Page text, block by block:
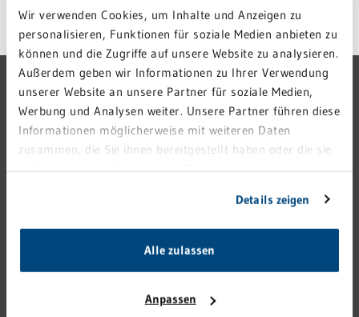
Wir verwenden Cookies, um Inhalte und Anzeigen zu
personalisieren, Funktionen für soziale Medien anbieten zu
können und die Zugriffe auf unsere Website zu analysieren.
Außerdem geben wir Informationen zu Ihrer Verwendung
unserer Website an unsere Partner für soziale Medien,
Werbung und Analysen weiter. Unsere Partner führen diese
Informationen möglicherweise mit weiteren Daten
zusammen, die Sie ihnen bereitgestellt haben oder die sie
im Rahmen Ihrer Nutzung der Dienste gesammelt haben.
Details zeigen
Alle zulassen
Anpassen
GRN-VERBUND
GRN 4 FUTURE
VERANSTALTUNGEN
KARRIERE
HINWEISGEBERSTELLE